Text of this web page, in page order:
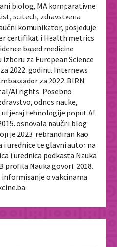
biolog, MA komparativne
scitech, zdravstvena
komunikator, posjeduje
certifikat i Health metrics
based medicine
za European Science
2022. godinu. Internews
za 2022. BIRN
AI rights. Posebno
odnos nauke,
tehnologije poput AI
osnovala naučni blog
je 2023. rebrandiran kao
i urednice te glavni autor na
i urednica podkasta Nauka
profila Nauka govori. 2018.
o vakcinama